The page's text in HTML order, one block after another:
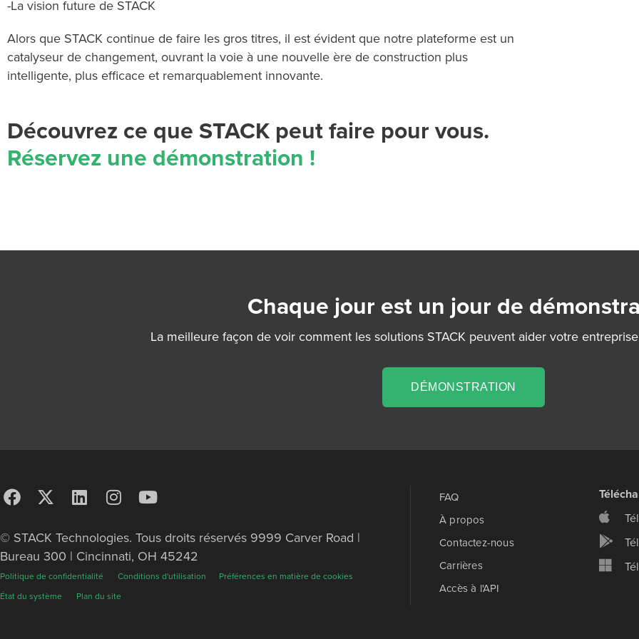
-La vision future de STACK
Alors que STACK continue de faire les gros titres, il est évident que notre plateforme est un
catalyseur de changement, ouvrant la voie à une nouvelle ère de construction plus
intelligente, plus efficace et remarquablement innovante.
Découvrez ce que STACK peut faire pour vous.
Réservez une démonstration !
Chaque jour est un jour de
La meilleure façon de voir comment les solutions STACK peuvent aider votre
DÉMONSTRATION
© STACK Technologies. Tous droits réservés 9999 Carver Road |
Bureau 300 | Cincinnati, OH 45242
Politique de confidentialité Conditions d'utilisation
Préférences en matière de cookies
État du système
Plan du site
FAQ
À propos
Contactez-nous
Carrières
Accès à l'API